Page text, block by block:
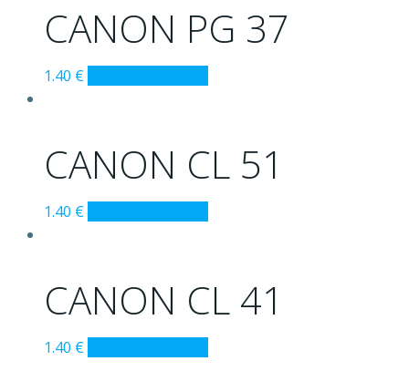
CANON PG 37
1.40 €
CANON CL 51
1.40 €
CANON CL 41
1.40 €